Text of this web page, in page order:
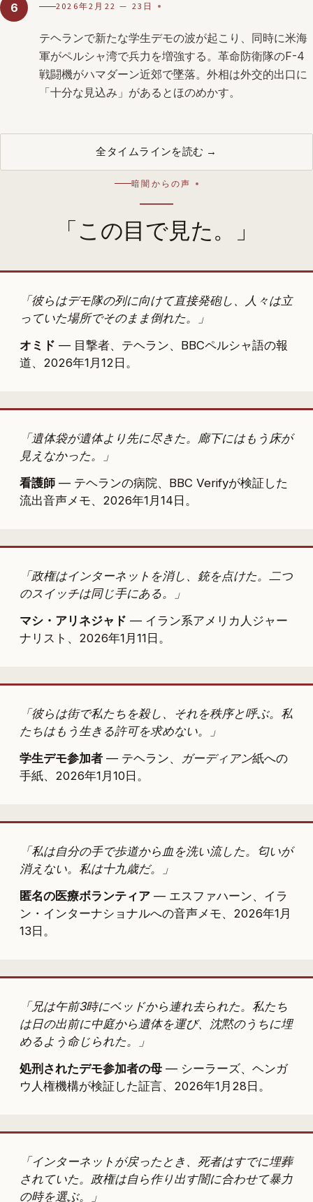
6 2026年2月22 — 23日
テヘランで新たな学生デモの波が起こり、同時に米海
軍がペルシャ湾で兵力を増強する。革命防衛隊のF-4
戦闘機がハマダーン近郊で墜落。外相は外交的出口に
「十分な見込み」があるとほのめかす。
全タイムラインを読む →
暗闇からの声
「この目で見た。」
「彼らはデモ隊の列に向けて直接発砲し、人々は立
っていた場所でそのまま倒れた。」
オミド — 目撃者、テヘラン、BBCペルシャ語の報
道、2026年1月12日。
「遺体袋が遺体より先に尽きた。廊下にはもう床が
見えなかった。」
看護師 — テヘランの病院、BBC Verifyが検証した
流出音声メモ、2026年1月14日。
「政権はインターネットを消し、銃を点けた。二つ
のスイッチは同じ手にある。」
マシ・アリネジャド — イラン系アメリカ人ジャー
ナリスト、2026年1月11日。
「彼らは街で私たちを殺し、それを秩序と呼ぶ。私
たちはもう生きる許可を求めない。」
学生デモ参加者 — テヘラン、 ガーディアン紙への
手紙、2026年1月10日。
「私は自分の手で歩道から血を洗い流した。匂いが
消えない。私は十九歳だ。」
匿名の医療ボランティア — エスファハーン、イラ
ン・インターナショナルへの音声メモ、2026年1月
13日。
「兄は午前3時にベッドから連れ去られた。私たち
は日の出前に中庭から遺体を運び、沈黙のうちに埋
めるよう命じられた。」
処刑されたデモ参加者の母 — シーラーズ、ヘンガ
ウ人権機構が検証した証言、2026年1月28日。
「インターネットが戻ったとき、死者はすでに埋葬
されていた。政権は自ら作り出す闇に合わせて暴力
の時を選ぶ。」